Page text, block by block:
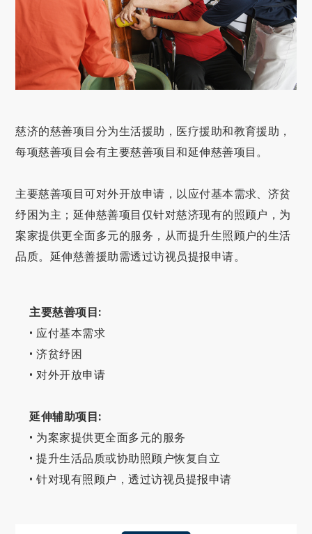
慈济的慈善项目分为生活援助，医疗援助和教育援助，
每项慈善项目会有主要慈善项目和延伸慈善项目。
主要慈善项目可对外开放申请，以应付基本需求、济贫
纾困为主；延伸慈善项目仅针对慈济现有的照顾户，为
案家提供更全面多元的服务，从而提升生照顾户的生活
品质。延伸慈善援助需透过访视员提报申请。
主要慈善项目:
• 应付基本需求
• 济贫纾困
• 对外开放申请
延伸辅助项目:
• 为案家提供更全面多元的服务
• 提升生活品质或协助照顾户恢复自立
• 针对现有照顾户，透过访视员提报申请